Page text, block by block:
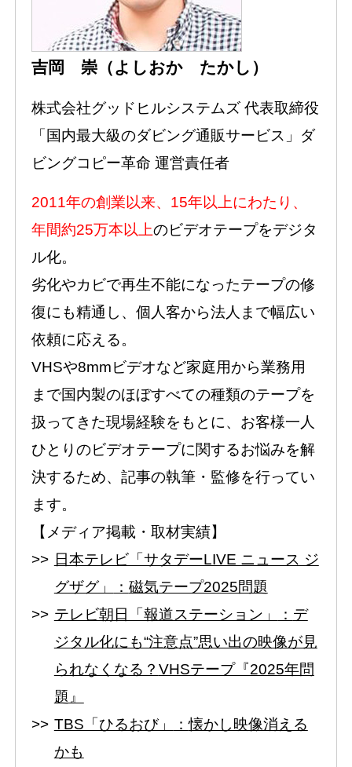
吉岡 崇（よしおか たかし）
株式会社グッドヒルシステムズ 代表取締役
「国内最大級のダビング通販サービス」ダ
ビングコピー革命 運営責任者
2011年の創業以来、15年以上にわたり、
年間約25万本以上のビデオテープをデジタ
ル化。
劣化やカビで再生不能になったテープの修
復にも精通し、個人客から法人まで幅広い
依頼に応える。
VHSや8mmビデオなど家庭用から業務用
まで国内製のほぼすべての種類のテープを
扱ってきた現場経験をもとに、お客様一人
ひとりのビデオテープに関するお悩みを解
決するため、記事の執筆・監修を行ってい
ます。
【メディア掲載・取材実績】
日本テレビ「サタデーLIVE ニュース ジ
グザグ」
： 磁気テープ2025問題
テレビ朝日「報道ステーション」
： デ
ジタル化にも“注意点”思い出の映像が見
られなくなる？ VHSテープ『2025年問
題』
TBS「ひるおび」
：懐かし映像消える
かも